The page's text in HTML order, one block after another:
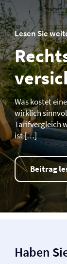
Lesen Sie
Was kostet
wirklich
Tarifvergleich
ist […]
Beitrag
Haben